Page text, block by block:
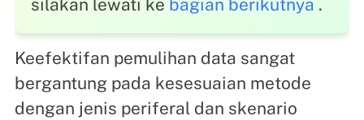
silakan lewati ke bagian berikutnya .
Keefektifan pemulihan data sangat
bergantung pada kesesuaian metode
dengan jenis periferal dan skenario